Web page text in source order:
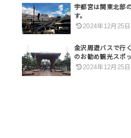
宇都宮は関東北部
す。
2024年12月25日
金沢周遊バスで行
のお勧め観光スポ
2024年12月25日